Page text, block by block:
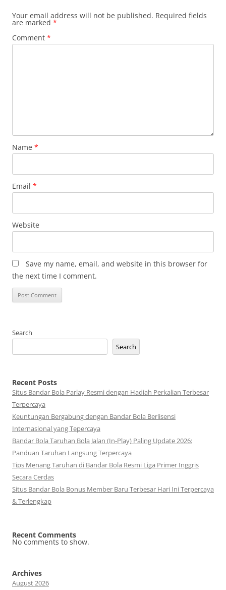
Your email address will not be published. Required fields
are marked *
Comment *
Name *
Email *
Website
Save my name, email, and website in this browser for
the next time I comment.
Search
Search
Recent Posts
Situs Bandar Bola Parlay Resmi dengan Hadiah Perkalian Terbesar
Terpercaya
Keuntungan Bergabung dengan Bandar Bola Berlisensi
Internasional yang Tepercaya
Bandar Bola Taruhan Bola Jalan (In-Play) Paling Update 2026:
Panduan Taruhan Langsung Terpercaya
Tips Menang Taruhan di Bandar Bola Resmi Liga Primer Inggris
Secara Cerdas
Situs Bandar Bola Bonus Member Baru Terbesar Hari Ini Terpercaya
& Terlengkap
Recent Comments
No comments to show.
Archives
August 2026